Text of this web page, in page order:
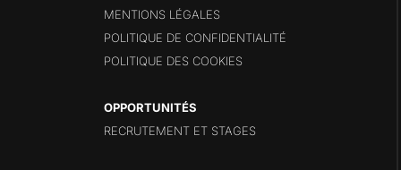
MENTIONS LÉGALES
POLITIQUE DE CONFIDENTIALITÉ
POLITIQUE DES COOKIES
OPPORTUNITÉS
RECRUTEMENT ET STAGES